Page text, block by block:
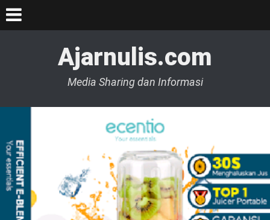
Ajarnulis.com
Media Sharing dan Informasi